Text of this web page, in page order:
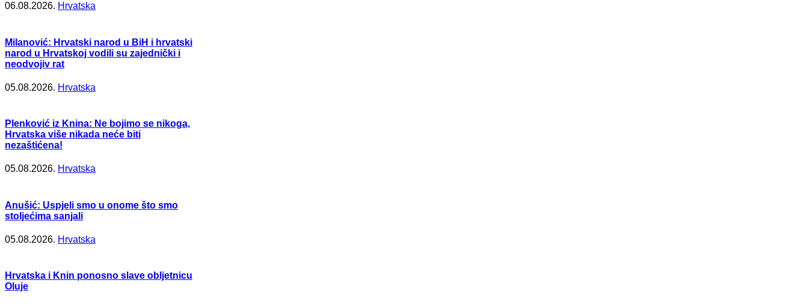
06.08.2026. Hrvatska
Milanović: Hrvatski narod u BiH i hrvatski
narod u Hrvatskoj vodili su zajednički i
neodvojiv rat
05.08.2026. Hrvatska
Plenković iz Knina: Ne bojimo se nikoga,
Hrvatska više nikada neće biti
nezaštićena!
05.08.2026. Hrvatska
Anušić: Uspjeli smo u onome što smo
stoljećima sanjali
05.08.2026. Hrvatska
Hrvatska i Knin ponosno slave obljetnicu
Oluje